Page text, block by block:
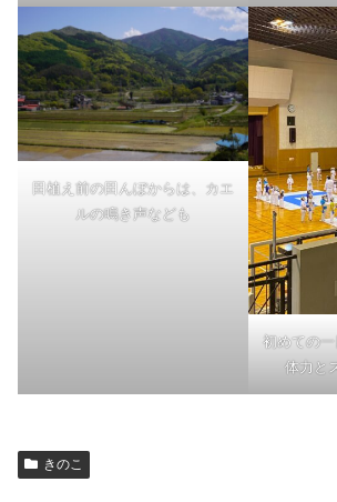
田植え前の田んぼからは、カエ
ルの鳴き声なども
初めての
体力と
きのこ